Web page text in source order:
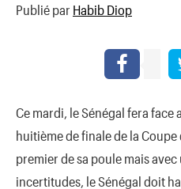
Publié par Habib Diop
Ce mardi, le Sénégal fera face
huitième de finale de la Coupe
premier de sa poule mais
incertitudes, le Sénégal doit